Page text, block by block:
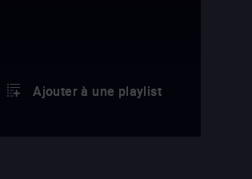
Ajouter à une playlist